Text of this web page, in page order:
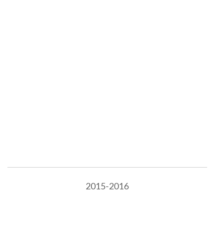
2015-2016